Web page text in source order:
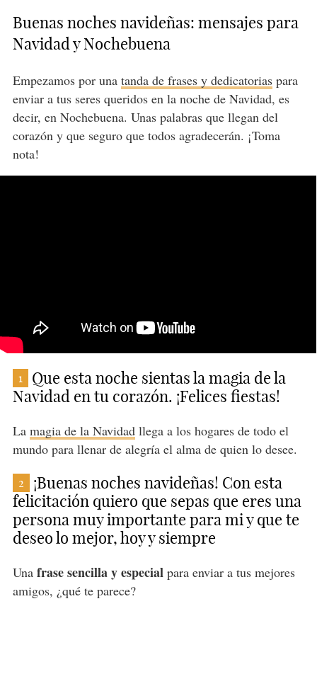
Buenas noches navideñas: mensajes para
Navidad y Nochebuena
Empezamos por una tanda de frases y dedicatoriaspara
enviar a tus seres queridos en la noche de Navidad, es
decir, en Nochebuena. Unas palabras que llegan del
corazón y que seguro que todos agradecerán. ¡Toma
nota!
1
Que esta noche sientas la magia de la
Navidad en tu corazón. ¡Felices fiestas!
La magia de la Navidadllega a los hogares de todo el
mundo para llenar de alegría el alma de quien lo desee.
2
¡Buenas noches navideñas! Con esta
felicitación quiero que sepas que eres una
persona muy importante para mi y que te
deseo lo mejor, hoy y siempre
Una frase sencilla y especialpara enviar a tus mejores
amigos, ¿qué te parece?